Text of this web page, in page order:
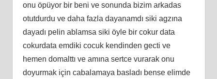
onu öpüyor bir beni ve sonunda bizim arkadas
otutdurdu ve daha fazla dayanamdı siki agzına
dayadı pelin ablamsa siki öyle bir cokur data
cokurdata emdiki cocuk kendinden gecti ve
hemen domalttı ve amına sertce vurarak onu
doyurmak için cabalamaya basladı bense elimde